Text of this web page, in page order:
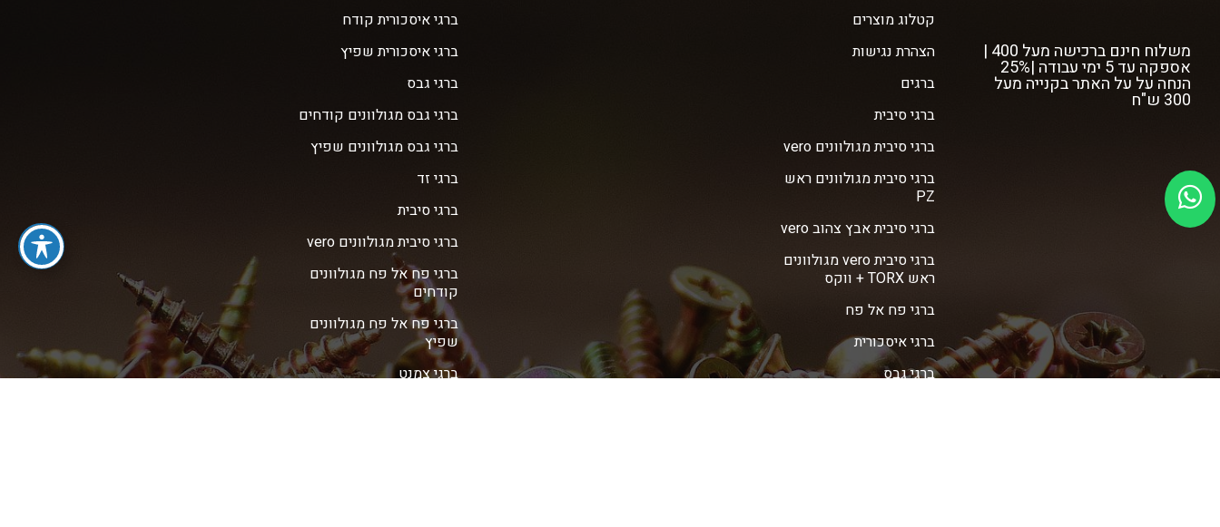
משלוח חינם ברכישה מעל 400 |
אספקה עד 5 ימי עבודה |25%
הנחה על על האתר בקנייה מעל
300 ש"ח
קטלוג מוצרים
הצהרת נגישות
ברגים
ברגי סיבית
ברגי סיבית מגולוונים vero
ברגי סיבית מגולוונים ראש
PZ
ברגי סיבית אבץ צהוב vero
ברגי סיבית vero מגולוונים
ראש TORX + ווקס
ברגי פח אל פח
ברגי איסכורית
ברגי גבס
ברגי איסכורית קודח
ברגי איסכורית שפיץ
ברגי גבס
ברגי גבס מגולוונים קודחים
ברגי גבס מגולוונים שפיץ
ברגי זד
ברגי סיבית
ברגי סיבית מגולוונים vero
ברגי פח אל פח מגולוונים
קודחים
ברגי פח אל פח מגולוונים
שפיץ
ברגי צמנט